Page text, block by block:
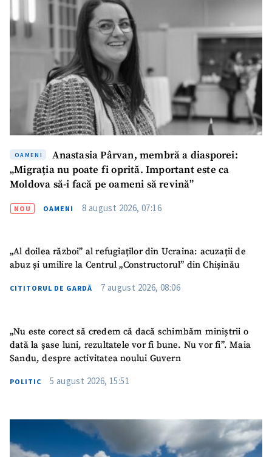
OAMENI
Anastasia Pârvan, membră a diasporei:
„Migrația nu poate fi oprită. Important este ca
Moldova să-i facă pe oameni să revină”
NOU OAMENI 8 august 2026, 07:16
„Al doilea război” al refugiaților din Ucraina: acuzații de
abuz și umilire la Centrul „Constructorul” din Chișinău
CITITORUL DE GARDĂ 7 august 2026, 08:06
„Nu este corect să credem că dacă schimbăm miniștrii o
dată la șase luni, rezultatele vor fi bune. Nu vor fi”. Maia
Sandu, despre activitatea noului Guvern
POLITIC 5 august 2026, 15:51